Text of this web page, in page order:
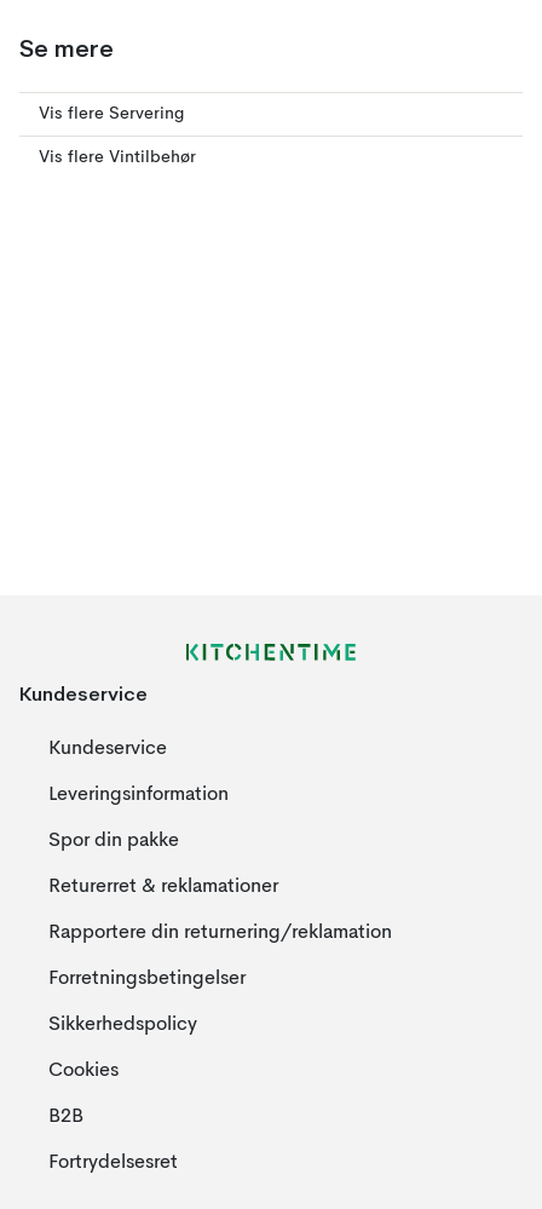
Se mere
Vis flere Servering
Vis flere Vintilbehør
Kundeservice
Kundeservice
Leveringsinformation
Spor din pakke
Returerret & reklamationer
Rapportere din returnering/reklamation
Forretningsbetingelser
Sikkerhedspolicy
Cookies
B2B
Fortrydelsesret